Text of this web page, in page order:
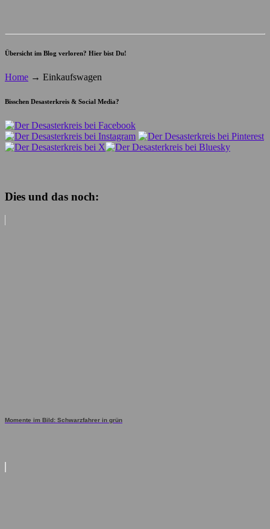
Übersicht im Blog verloren? Hier bist Du!
Home → Einkaufswagen
Bisschen Desasterkreis & Social Media?
Dies und das noch:
Momente im Bild: Schwarzfahrer in grün